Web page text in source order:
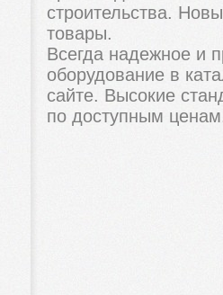
строительства.
товары.
Всегда надежное и
оборудование в
сайте. Высокие
по доступным